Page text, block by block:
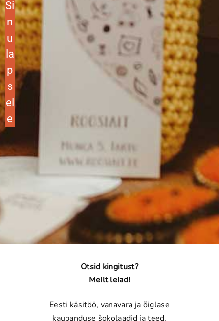
Si
n
u
la
p
s
el
e
Otsid kingitust?
Meilt leiad!
Eesti käsitöö, vanavara ja õiglase
kaubanduse šokolaadid ja teed.